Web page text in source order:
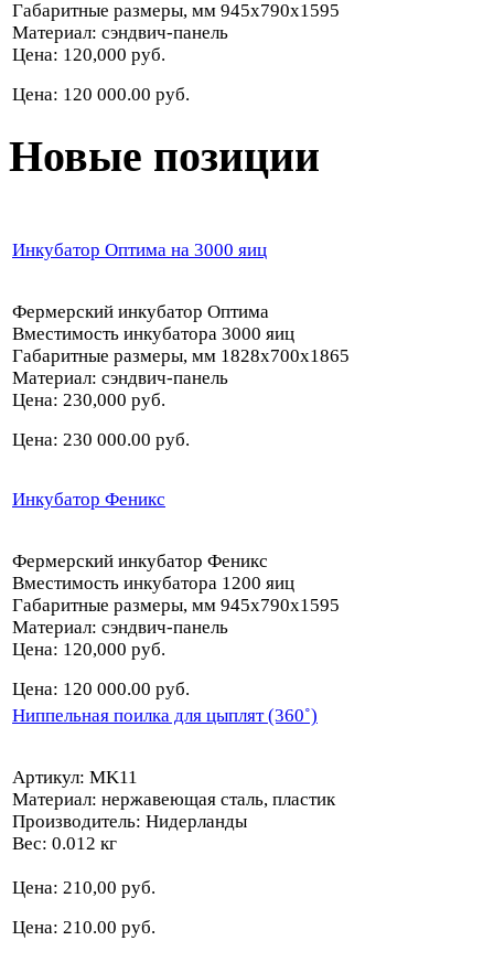
Габаритные размеры, мм 945х790х1595
Материал: сэндвич-панель
Цена: 120,000 руб.
Цена: 120 000.00 руб.
Новые позиции
Инкубатор Оптима на 3000 яиц
Фермерский инкубатор Оптима
Вместимость инкубатора 3000 яиц
Габаритные размеры, мм 1828х700х1865
Материал: сэндвич-панель
Цена: 230,000 руб.
Цена: 230 000.00 руб.
Инкубатор Феникс
Фермерский инкубатор Феникс
Вместимость инкубатора 1200 яиц
Габаритные размеры, мм 945х790х1595
Материал: сэндвич-панель
Цена: 120,000 руб.
Цена: 120 000.00 руб.
Ниппельная поилка для цыплят (360˚)
Артикул: MK11
Материал: нержавеющая сталь, пластик
Производитель: Нидерланды
Вес: 0.012 кг
Цена: 210,00 руб.
Цена: 210.00 руб.